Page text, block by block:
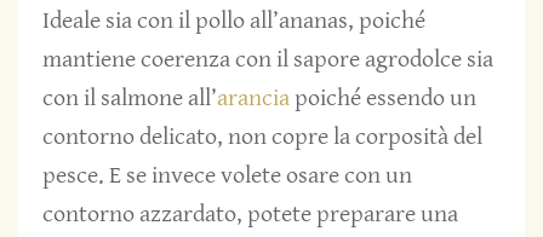
Ideale sia con il pollo all’ananas, poiché
mantiene coerenza con il sapore agrodolce sia
con il salmone all’aranciapoiché essendo un
contorno delicato, non copre la corposità del
pesce. E se invece volete osare con un
contorno azzardato, potete preparare una